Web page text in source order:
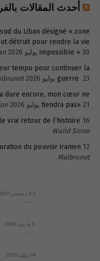
أحدث المقالات
du Liban désigné « zone
détruit pour rendre la vie
impossible » 30 يوليو 2026
tempo pour continuer la
guerre 23 يوليو 2026
dure encore, mon cœur ne
tiendra pas» 21 يوليو 2026
vrai retour de l’histoire 16 يوليو 2026
Walid Sinno
du pouvoir iranien 12 يوليو 2026
Malbrunot
23 ديسمبر 2011
8 مارس 2008
19 يوليو 2023